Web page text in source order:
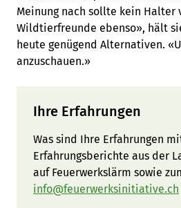
Meinung nach sollte kein Halter
Wildtierfreunde ebenso», hält
heute genügend Alternativen.
anzuschauen.»
Ihre Erfahrungen
Was sind Ihre Erfahrungen
Erfahrungsberichte aus der
auf Feuerwerkslärm sowie
info@feuerwerksinitiative.ch